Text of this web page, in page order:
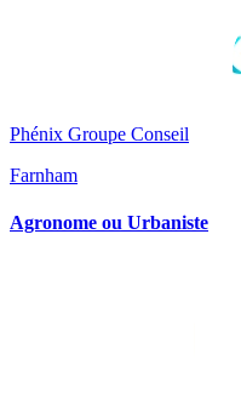
Phénix Groupe Conseil
Farnham
Agronome ou Urbaniste